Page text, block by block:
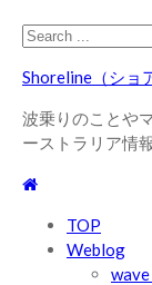
Skip
navigation
Skip
content
Search
Shoreline（ショ
波乗りのことや
ーストラリア情
TOP
Weblog